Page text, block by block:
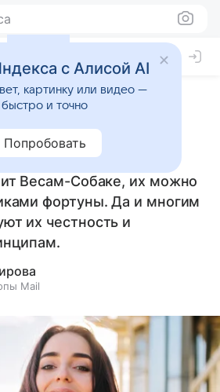
тактичный
Весам-Собаке, их можно
фортуны. Да и многим
их честность и
Mail
с Алисой AI
картинку или видео —
быстро и точно
Попробовать